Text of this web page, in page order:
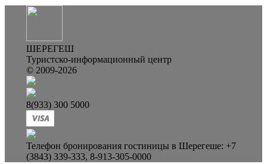
ШЕРЕГЕШ
Туристско-информационный центр
© 2009-2026
8(933) 300 5000
Телефон бронирования гостиницы в Шерегеше: +7
(3843) 339-333, 8-913-305-0000